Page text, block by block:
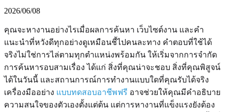
2026/06/08
คุณจะหางานอย่างไรเมื่อผลการค้นหา เว็บไซต์งาน และคำ
แนะนำที่หวังดีทุกอย่างดูเหมือนชี้ไปคนละทาง คำตอบที่ใช้ได้
จริงไม่ใช่การไล่ตามทุกตำแหน่งพร้อมกัน ให้เริ่มจากการจำกัด
การค้นหารอบสามเรื่อง ได้แก่ สิ่งที่คุณน่าจะชอบ สิ่งที่คุณพิสูจน์
ได้ในวันนี้ และสถานการณ์การทำงานแบบใดที่คุณรับได้จริง
เครื่องมืออย่าง แบบทดสอบอาชีพฟรี อาจช่วยให้คุณมีคำอธิบาย
ความสนใจของตัวเองตั้งแต่ต้น แต่การหางานที่แข็งแรงยังต้อง